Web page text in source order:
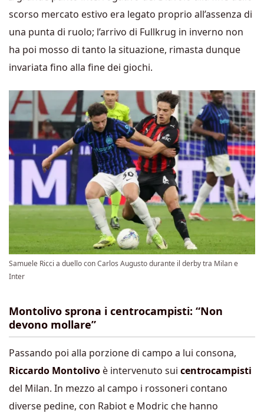
scorso mercato estivo era legato proprio all’assenza di
una punta di ruolo; l’arrivo di Fullkrug in inverno non
ha poi mosso di tanto la situazione, rimasta dunque
invariata fino alla fine dei giochi.
Samuele Ricci a duello con Carlos Augusto durante il derby tra Milan e
Inter
Montolivo sprona i centrocampisti: “Non
devono mollare”
Passando poi alla porzione di campo a lui consona,
Riccardo Montolivo è intervenuto sui centrocampisti
del Milan. In mezzo al campo i rossoneri contano
diverse pedine, con Rabiot e Modric che hanno